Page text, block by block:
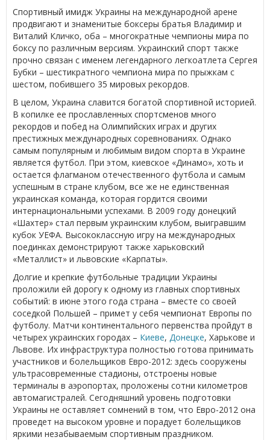
Спортивный имидж Украины на международной арене
продвигают и знаменитые боксеры братья Владимир и
Виталий Кличко, оба – многократные чемпионы мира по
боксу по различным версиям. Украинский спорт также
прочно связан с именем легендарного легкоатлета Сергея
Бубки – шестикратного чемпиона мира по прыжкам с
шестом, побившего 35 мировых рекордов.
В целом, Украина славится богатой спортивной историей.
В копилке ее прославленных спортсменов много
рекордов и побед на Олимпийских играх и других
престижных международных соревнованиях. Однако
самым популярным и любимым видом спорта в Украине
является футбол. При этом, киевское «Динамо», хоть и
остается флагманом отечественного футбола и самым
успешным в стране клубом, все же не единственная
украинская команда, которая гордится своими
интернациональными успехами. В 2009 году донецкий
«Шахтер» стал первым украинским клубом, выигравшим
кубок УЕФА. Высококлассную игру на международных
поединках демонстрируют также харьковский
«Металлист» и львовские «Карпаты».
Долгие и крепкие футбольные традиции Украины
проложили ей дорогу к одному из главных спортивных
событий: в июне этого года страна – вместе со своей
соседкой Польшей – примет у себя чемпионат Европы по
футболу. Матчи континентального первенства пройдут в
четырех украинских городах – Киеве, Донецке, Харькове и
Львове. Их инфраструктура полностью готова принимать
участников и болельщиков Евро-2012: здесь сооружены
ультрасовременные стадионы, отстроены новые
терминалы в аэропортах, проложены сотни километров
автомагистралей. Сегодняшний уровень подготовки
Украины не оставляет сомнений в том, что Евро-2012 она
проведет на высоком уровне и порадует болельщиков
яркими незабываемым спортивным праздником.